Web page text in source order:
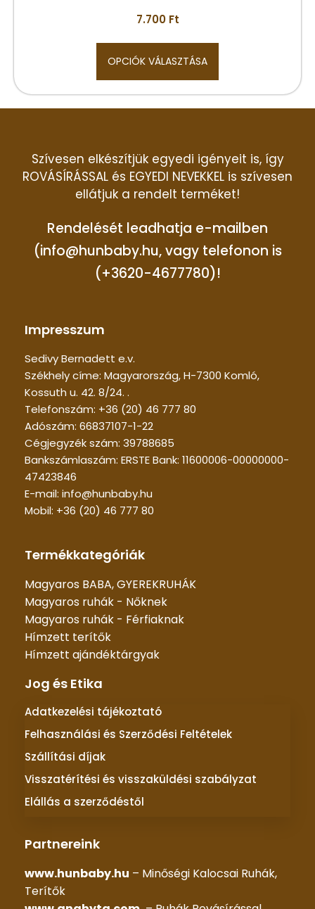
7.700 Ft
OPCIÓK VÁLASZTÁSA
Szívesen elkészítjük egyedi igényeit is, így
ROVÁSÍRÁSSAL és EGYEDI NEVEKKEL is szívesen
ellátjuk a rendelt terméket!
Rendelését leadhatja e-mailben
(info@hunbaby.hu, vagy telefonon is
(+3620-4677780)!
Impresszum
Sedivy Bernadett e.v.
Székhely címe: Magyarország, H-7300 Komló,
Kossuth u. 42. 8/24. .
Telefonszám: +36 (20) 46 777 80
Adószám: 66837107-1-22
Cégjegyzék szám: 39788685
Bankszámlaszám: ERSTE Bank: 11600006-00000000-
47423846
E-mail: info@hunbaby.hu
Mobil: +36 (20) 46 777 80
Termékkategóriák
Magyaros BABA, GYEREKRUHÁK
Magyaros ruhák - Nőknek
Magyaros ruhák - Férfiaknak
Hímzett terítők
Hímzett ajándéktárgyak
Jog és Etika
Adatkezelési tájékoztató
Felhasználási és Szerződési Feltételek
Szállítási díjak
Visszatérítési és visszaküldési szabályzat
Elállás a szerződéstől
Partnereink
www.hunbaby.hu – Minőségi Kalocsai Ruhák,
Terítők